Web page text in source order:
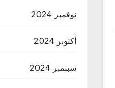
نوفمبر 2024
أكتوبر 2024
سبتمبر 2024